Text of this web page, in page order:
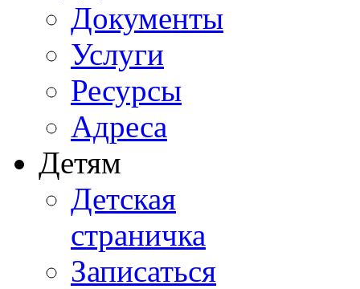
Документы
Услуги
Ресурсы
Адреса
Детям
Детская
страничка
Записаться